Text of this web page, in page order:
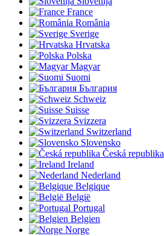
France
România
Sverige
Hrvatska
Polska
Magyar
Suomi
България
Schweiz
Suisse
Svizzera
Switzerland
Slovensko
Česká republika
Ireland
Nederland
Belgique
België
Portugal
Belgien
Norge